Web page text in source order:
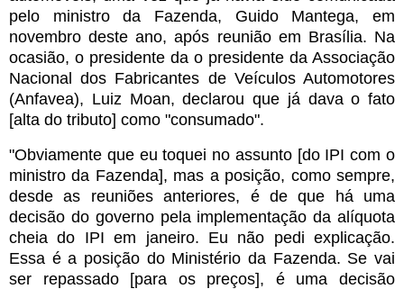
pelo ministro da Fazenda, Guido Mantega, em
novembro deste ano, após reunião em Brasília. Na
ocasião, o presidente da o presidente da Associação
Nacional dos Fabricantes de Veículos Automotores
(Anfavea), Luiz Moan, declarou que já dava o fato
[alta do tributo] como "consumado".
"Obviamente que eu toquei no assunto [do IPI com o
ministro da Fazenda], mas a posição, como sempre,
desde as reuniões anteriores, é de que há uma
decisão do governo pela implementação da alíquota
cheia do IPI em janeiro. Eu não pedi explicação.
Essa é a posição do Ministério da Fazenda. Se vai
ser repassado [para os preços], é uma decisão